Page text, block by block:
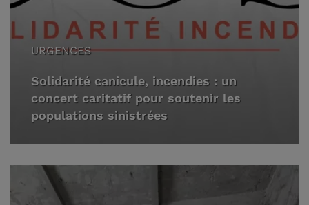
URGENCES
Solidarité canicule, incendies : un
concert caritatif pour soutenir les
populations sinistrées